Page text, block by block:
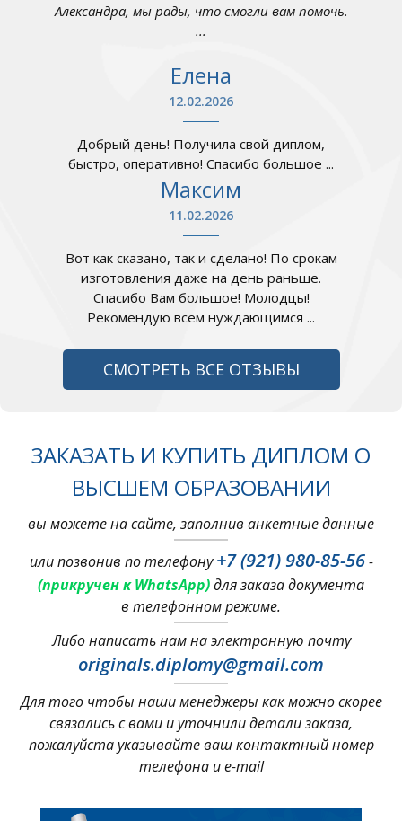
Александра, мы рады, что смогли вам помочь.
...
Елена
12.02.2026
Добрый день! Получила свой диплом,
быстро, оперативно! Спасибо большое ...
Максим
11.02.2026
Вот как сказано, так и сделано! По срокам
изготовления даже на день раньше.
Спасибо Вам большое! Молодцы!
Рекомендую всем нуждающимся ...
СМОТРЕТЬ ВСЕ ОТЗЫВЫ
ЗАКАЗАТЬ И КУПИТЬ ДИПЛОМ О
ВЫСШЕМ ОБРАЗОВАНИИ
вы можете на сайте, заполнив анкетные данные
или позвонив по телефону+7 (921) 980-85-56-
(прикручен к WhatsApp)для заказа документа
в телефонном режиме.
Либо написать нам на электронную почту
originals.diplomy@gmail.com
Для того чтобы наши менеджеры как можно скорее
связались с вами и уточнили детали заказа,
пожалуйста указывайте ваш контактный номер
телефона и e-mail